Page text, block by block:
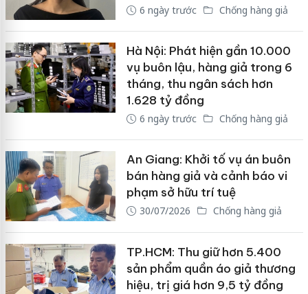
6 ngày trước Chống hàng giả
Hà Nội: Phát hiện gần 10.000
vụ buôn lậu, hàng giả trong 6
tháng, thu ngân sách hơn
1.628 tỷ đồng
6 ngày trước Chống hàng giả
An Giang: Khởi tố vụ án buôn
bán hàng giả và cảnh báo vi
phạm sở hữu trí tuệ
30/07/2026 Chống hàng giả
TP.HCM: Thu giữ hơn 5.400
sản phẩm quần áo giả thương
hiệu, trị giá hơn 9,5 tỷ đồng